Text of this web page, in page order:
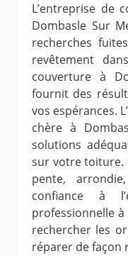
L’entreprise de
Dombasle Sur
recherches
revêtement
couverture à
fournit des
vos espérances.
chère à
solutions
sur votre toiture.
pente,
confiance à
professionnelle
rechercher les
réparer de façon